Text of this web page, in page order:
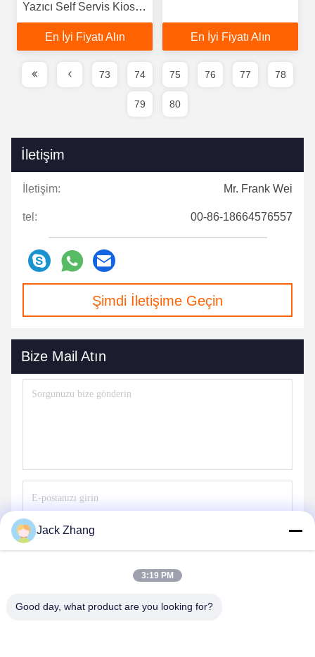
Yazıcı Self Servis Kiosk
1D / 2D Tarayıcı
En İyi Fiyatı Alın
En İyi Fiyatı Alın
73 74 75 76 77 78
79 80
İletişim
İletişim: Mr. Frank Wei
tel: 00-86-18664576557
Şimdi İletişime Geçin
Bize Mail Atın
Jack Zhang
3:19 PM
Good day, what product are you looking for?